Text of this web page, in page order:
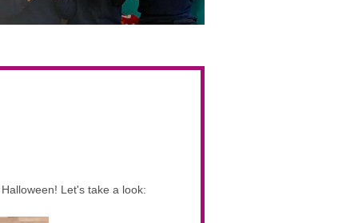
Let's take a look: